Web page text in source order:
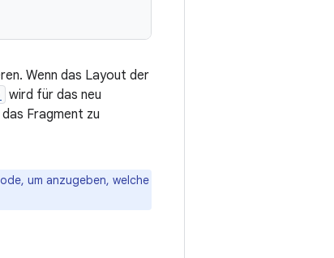
Wenn das Layout der
wird für das neu
Fragment zu
um anzugeben, welche